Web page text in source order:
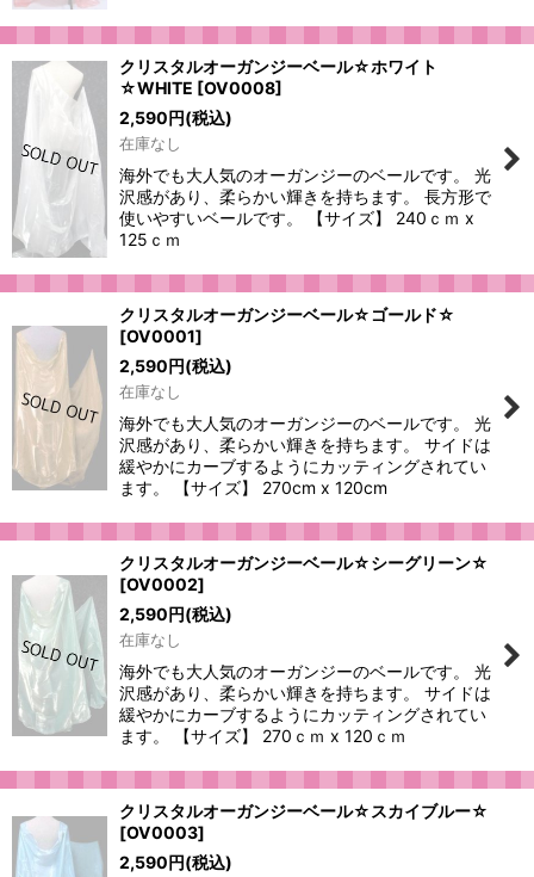
クリスタルオーガンジーベール☆ホワイト
☆WHITE [OV0008]
2,590円(税込)
在庫なし
海外でも大人気のオーガンジーのベールです。 光
沢感があり、柔らかい輝きを持ちます。 長方形で
使いやすいベールです。 【サイズ】 240ｃｍ x
125ｃｍ
クリスタルオーガンジーベール☆ゴールド☆
[OV0001]
2,590円(税込)
在庫なし
海外でも大人気のオーガンジーのベールです。 光
沢感があり、柔らかい輝きを持ちます。 サイドは
緩やかにカーブするようにカッティングされてい
ます。 【サイズ】 270cm x 120cm
クリスタルオーガンジーベール☆シーグリーン☆
[OV0002]
2,590円(税込)
在庫なし
海外でも大人気のオーガンジーのベールです。 光
沢感があり、柔らかい輝きを持ちます。 サイドは
緩やかにカーブするようにカッティングされてい
ます。 【サイズ】 270ｃｍ x 120ｃｍ
クリスタルオーガンジーベール☆スカイブルー☆
[OV0003]
2,590円(税込)